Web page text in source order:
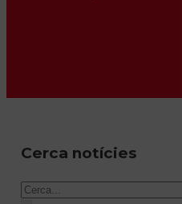
Cerca notícies
Cercar